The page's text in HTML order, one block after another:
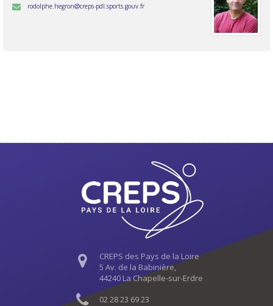
rodolphe.hegron creps-pdl.sports.gouv.fr
CREPS des Pays de la Loire
5 Av. de la Babinière,
44240 La Chapelle-sur-Erdre
02 28 23 69 23